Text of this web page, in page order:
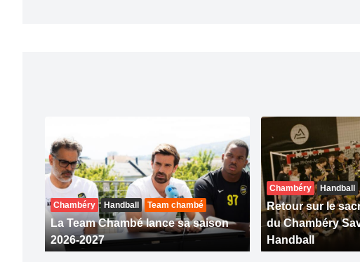
Chambéry Handball Team chambé
La Team Chambé lance sa saison
2026-2027
Chambéry Handball
Retour sur le
du Chambéry
Handball